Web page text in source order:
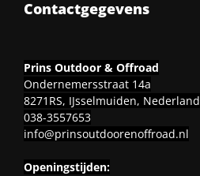
Contactgegevens
Prins Outdoor & Offroad
Ondernemersstraat 14a
8271RS, IJsselmuiden, Nederland
038-3557653
info@prinsoutdoorenoffroad.nl
Openingstijden: